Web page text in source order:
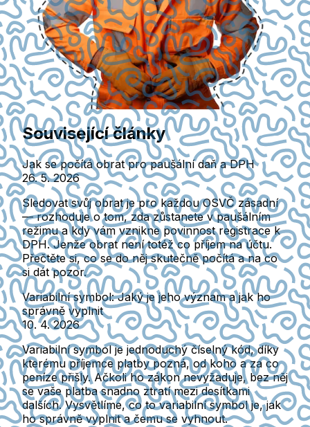
Související články
Jak se počítá obrat pro paušální daň a DPH
26. 5. 2026
Sledovat svůj obrat je pro každou OSVČ zásadní
— rozhoduje o tom, zda zůstanete v paušálním
režimu a kdy vám vznikne povinnost registrace k
DPH. Jenže obrat není totéž co příjem na účtu.
Přečtěte si, co se do něj skutečně počítá a na co
si dát pozor.
Variabilní symbol: Jaký je jeho význam a jak ho
správně vyplnit
10. 4. 2026
Variabilní symbol je jednoduchý číselný kód, díky
kterému příjemce platby pozná, od koho a za co
peníze přišly. Ačkoli ho zákon nevyžaduje, bez něj
se vaše platba snadno ztratí mezi desítkami
dalších. Vysvětlíme, co to variabilní symbol je, jak
ho správně vyplnit a čemu se vyhnout.